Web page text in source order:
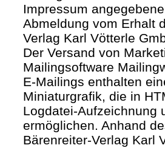
Impressum
Abmeldung vom Erhalt
Verlag Karl Vötterle
Der Versand von
Mailingsoftware
E-Mailings enthalten
Miniaturgrafik, die in
Logdatei-Aufzeichnung
ermöglichen. Anhand
Bärenreiter-Verlag Karl